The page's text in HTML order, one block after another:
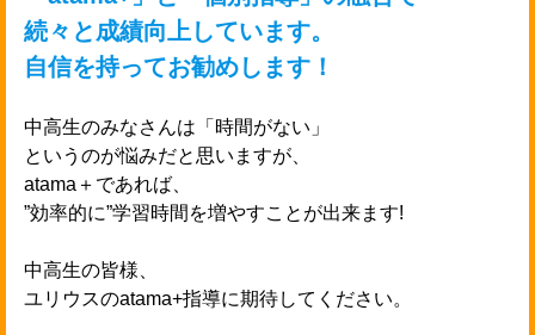
続々と成績向上しています。
自信を持ってお勧めします！
中高生のみなさんは「時間がない」
というのが悩みだと思いますが、
atama＋であれば、
”効率的に”学習時間を増やすことが出来ます!
中高生の皆様、
ユリウスのatama+指導に期待してください。